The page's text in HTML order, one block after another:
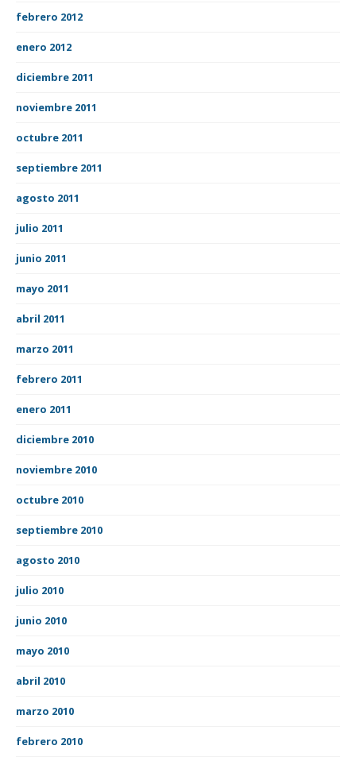
febrero 2012
enero 2012
diciembre 2011
noviembre 2011
octubre 2011
septiembre 2011
agosto 2011
julio 2011
junio 2011
mayo 2011
abril 2011
marzo 2011
febrero 2011
enero 2011
diciembre 2010
noviembre 2010
octubre 2010
septiembre 2010
agosto 2010
julio 2010
junio 2010
mayo 2010
abril 2010
marzo 2010
febrero 2010